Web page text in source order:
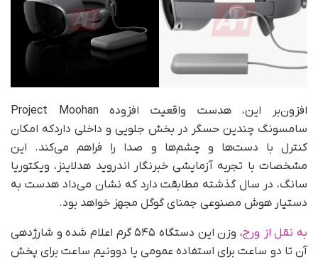
افزون‌بر این، هدست واقعیت افزوده Project Moohan
سامسونگ چندین حسگر در بخش جلویی و داخلی داردکه امکان
کنترل با دست‌ها و چشم‌ها و صدا را فراهم می‌کند. این
مشخصات با تجربه آزمایشی خبرنگار اندروید هدلاینز، ویکتوریا
سانگ، در سال گذشته مطابقت دارد که نشان می‌داد هدست به
دستیار هوش مصنوعی جمنای گوگل مجهز خواهد بود.
به نقل از ورج
، وزن این دستگاه ۵۴۵ گرم اعلام شده و شارژدهی
آن تا دو ساعت برای استفاده عمومی یا دوونیم ساعت برای پخش